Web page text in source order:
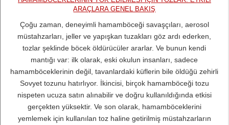
ARAÇLARA GENEL BAKIŞ
Çoğu zaman, deneyimli hamamböceği savaşçıları, aerosol
müstahzarları, jeller ve yapışkan tuzakları göz ardı ederken,
tozlar şeklinde böcek öldürücüler ararlar. Ve bunun kendi
mantığı var: ilk olarak, eski okulun insanları, sadece
hamamböceklerinin değil, tavanlardaki küflerin bile öldüğü zehirli
Sovyet tozunu hatırlıyor. İkincisi, birçok hamamböceği tozu
nispeten ucuza satın alınabilir ve doğru kullanıldığında etkisi
gerçekten yüksektir. Ve son olarak, hamamböceklerini
yemlemek için kullanılan toz haline getirilmiş müstahzarların